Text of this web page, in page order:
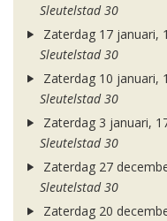
Sleutelstad 30
Zaterdag 17 januari,
Sleutelstad 30
Zaterdag 10 januari,
Sleutelstad 30
Zaterdag 3 januari,
Sleutelstad 30
Zaterdag 27
Sleutelstad 30
Zaterdag 20